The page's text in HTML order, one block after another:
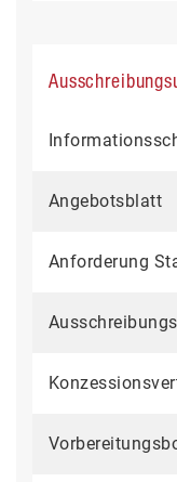
Angebotsblatt
Anforderung